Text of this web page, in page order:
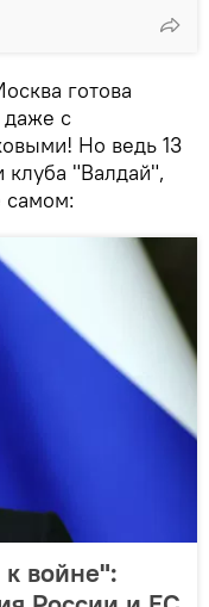
готова
даже с
Но ведь 13
клуба "Валдай",
самом:
войне":